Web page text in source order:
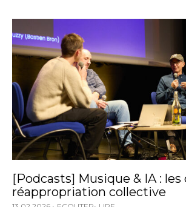
[Podcasts] Musique & IA : les
réappropriation collective